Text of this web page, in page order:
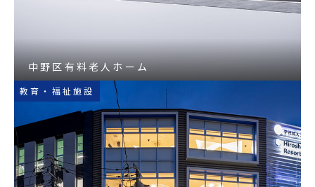
中野区有料老人ホーム
教育・福祉施設